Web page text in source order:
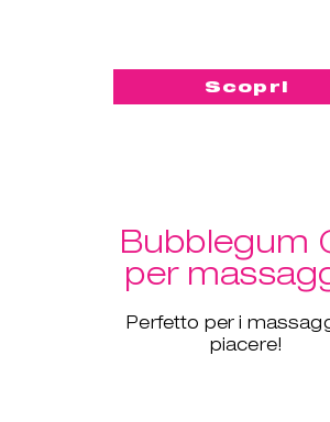
Scopri
Bubblegum
per
Perfetto per i
piacere!